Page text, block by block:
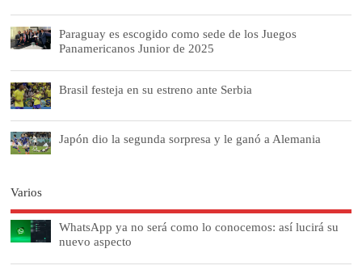
Paraguay es escogido como sede de los Juegos
Panamericanos Junior de 2025
Brasil festeja en su estreno ante Serbia
Japón dio la segunda sorpresa y le ganó a Alemania
Varios
WhatsApp ya no será como lo conocemos: así lucirá su
nuevo aspecto